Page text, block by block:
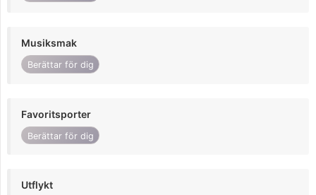
Musiksmak
Berättar för dig
Favoritsporter
Berättar för dig
Utflykt